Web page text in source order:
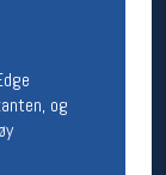
og